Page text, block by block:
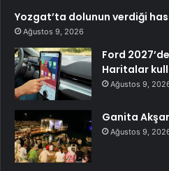
Yozgat’ta dolunun verdiği
Ağustos 9, 2026
Ford
Haritalar
Ağustos 9,
Ganita
Ağustos 9,